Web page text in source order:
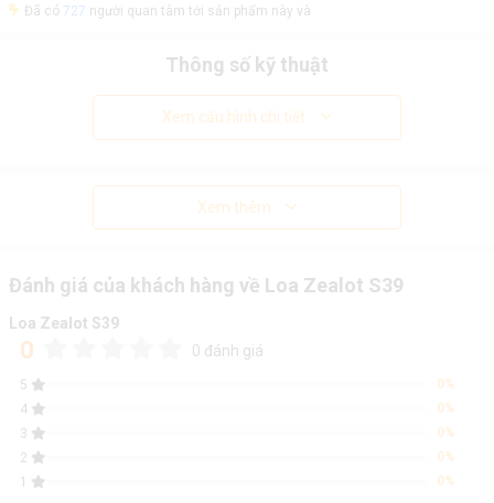
Đã có 727 người quan tâm tới sản phẩm này và
Thông số kỹ thuật
Xem cấu hình chi tiết
Xem thêm
Đánh giá của khách hàng về Loa Zealot S39
Loa Zealot S39
0 0 đánh giá
5
0%
4
0%
3
0%
2
0%
1
0%